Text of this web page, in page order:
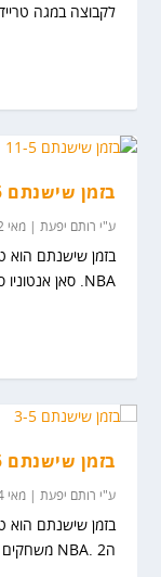
לקבוצה במגה
בזמן שישנתם 11-5
ע"י רותם יפעת |מאי 12, 2017
בזמן שישנתם הוא
NBA. סאן אנטוניו ספרס 114 (4) –...
בזמן שישנתם 3-5
ע"י רותם יפעת |מאי 4, 2017
בזמן שישנתם הוא
הNBA. 2 משחקים ושני ניצחונות גדולים....